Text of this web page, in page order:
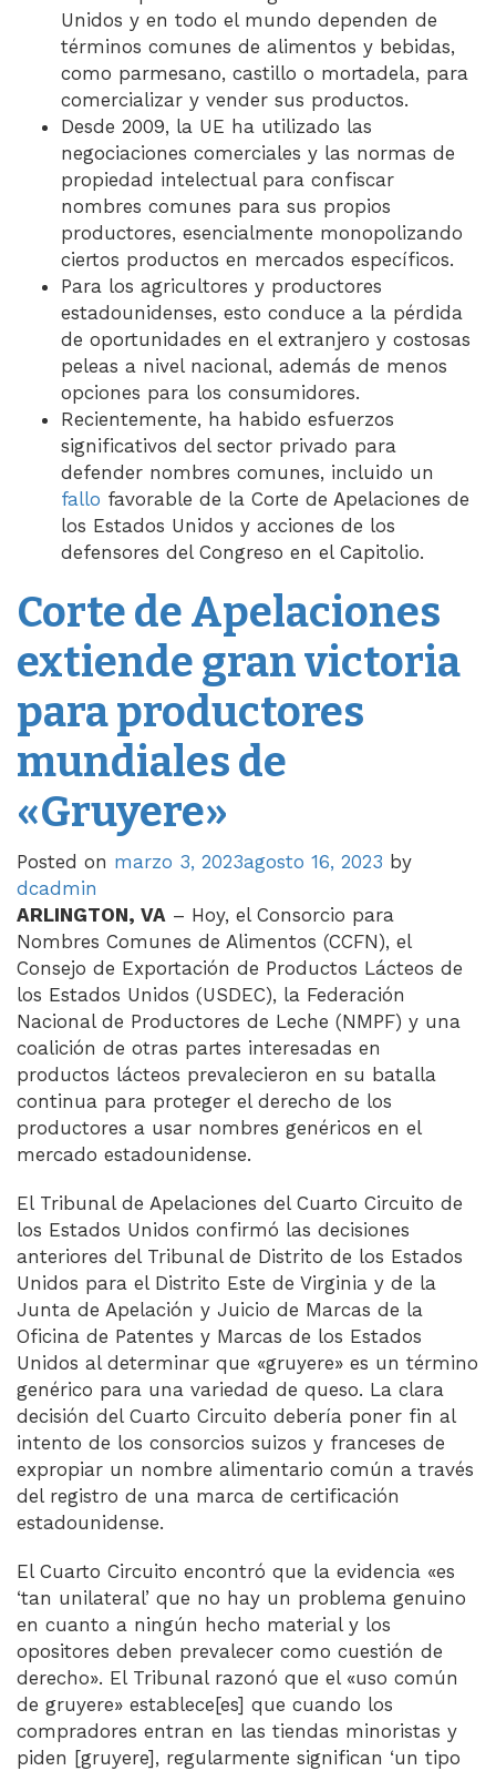
Unidos y en todo el mundo dependen de
términos comunes de alimentos y bebidas,
como parmesano, castillo o mortadela, para
comercializar y vender sus productos.
Desde 2009, la UE ha utilizado las
negociaciones comerciales y las normas de
propiedad intelectual para confiscar
nombres comunes para sus propios
productores, esencialmente monopolizando
ciertos productos en mercados específicos.
Para los agricultores y productores
estadounidenses, esto conduce a la pérdida
de oportunidades en el extranjero y costosas
peleas a nivel nacional, además de menos
opciones para los consumidores.
Recientemente, ha habido esfuerzos
significativos del sector privado para
defender nombres comunes, incluido un
fallo favorable de la Corte de Apelaciones de
los Estados Unidos y acciones de los
defensores del Congreso en el Capitolio.
Corte de Apelaciones
extiende gran victoria
para productores
mundiales de
«Gruyere»
Posted on marzo 3, 2023agosto 16, 2023 by
dcadmin
ARLINGTON, VA – Hoy, el Consorcio para
Nombres Comunes de Alimentos (CCFN), el
Consejo de Exportación de Productos Lácteos de
los Estados Unidos (USDEC), la Federación
Nacional de Productores de Leche (NMPF) y una
coalición de otras partes interesadas en
productos lácteos prevalecieron en su batalla
continua para proteger el derecho de los
productores a usar nombres genéricos en el
mercado estadounidense.
El Tribunal de Apelaciones del Cuarto Circuito de
los Estados Unidos confirmó las decisiones
anteriores del Tribunal de Distrito de los Estados
Unidos para el Distrito Este de Virginia y de la
Junta de Apelación y Juicio de Marcas de la
Oficina de Patentes y Marcas de los Estados
Unidos al determinar que «gruyere» es un término
genérico para una variedad de queso. La clara
decisión del Cuarto Circuito debería poner fin al
intento de los consorcios suizos y franceses de
expropiar un nombre alimentario común a través
del registro de una marca de certificación
estadounidense.
El Cuarto Circuito encontró que la evidencia «es
‘tan unilateral’ que no hay un problema genuino
en cuanto a ningún hecho material y los
opositores deben prevalecer como cuestión de
derecho». El Tribunal razonó que el «uso común
de gruyere» establece[es] que cuando los
compradores entran en las tiendas minoristas y
piden [gruyere], regularmente significan ‘un tipo